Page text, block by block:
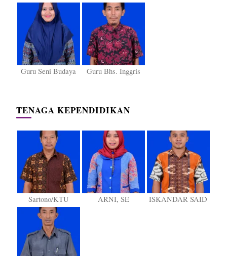
Guru Seni Budaya Guru Bhs. Inggris
TENAGA KEPENDIDIKAN
Sartono/KTU ARNI, SE ISKANDAR SAID